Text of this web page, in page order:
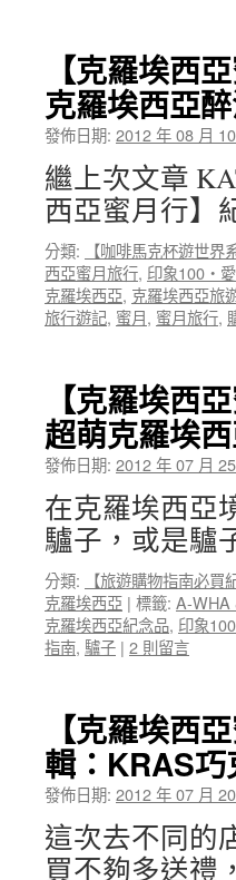
【克羅埃西
克羅埃西亞
發佈日期: 2012 年 08 月
繼上次文章
西亞蜜月行】
分類: 【咖啡馬克杯遊世界
西亞蜜月旅行, 印象100‧
克羅埃西亞, 克羅埃西亞旅
旅行遊記, 蜜月, 蜜月旅行,
【克羅埃西
超萌克羅埃
發佈日期: 2012 年 07 月
在克羅埃西亞
驢子，或是
分類: 【旅遊購物指南必買
克羅埃西亞 | 標籤: A-WHA
克羅埃西亞紀念品, 印象
指南, 驢子 | 2 則留言
【克羅埃西
輯：KRAS巧
發佈日期: 2012 年 07 月
這次去不同的
買不夠多送